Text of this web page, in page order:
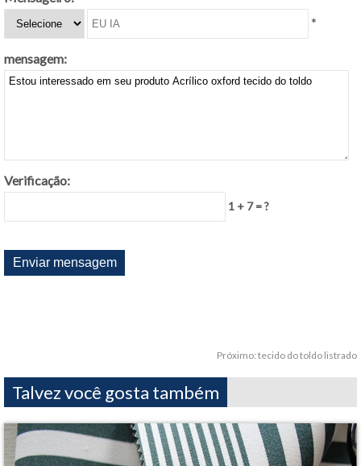
*
mensagem:
Verificação:
1 + 7 = ?
Próximo: tecido do toldo listrado
Talvez você gosta também